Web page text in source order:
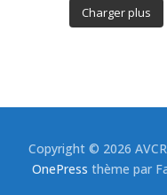
Charger plus
Copyright © 2026
OnePress thème par